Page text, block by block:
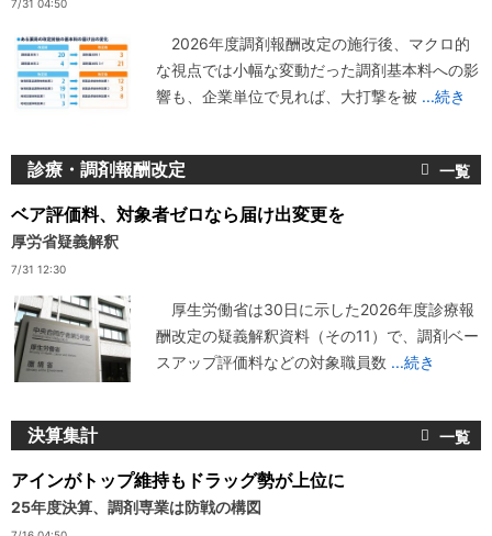
7/31 04:50
2026年度調剤報酬改定の施行後、マクロ的
な視点では小幅な変動だった調剤基本料への影
響も、企業単位で見れば、大打撃を被 ...続き
診療・調剤報酬改定
ベア評価料、対象者ゼロなら届け出変更を
厚労省疑義解釈
7/31 12:30
厚生労働省は30日に示した2026年度診療報
酬改定の疑義解釈資料（その11）で、調剤ベー
スアップ評価料などの対象職員数 ...続き
決算集計
アインがトップ維持もドラッグ勢が上位に
25年度決算、調剤専業は防戦の構図